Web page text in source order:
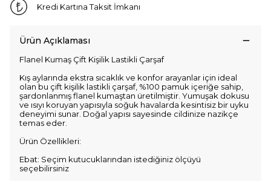
Kredi Kartına Taksit İmkanı
Ürün Açıklaması
Flanel Kumaş Çift Kişilik Lastikli Çarşaf
Kış aylarında ekstra sıcaklık ve konfor arayanlar için ideal
olan bu çift kişilik lastikli çarşaf, %100 pamuk içeriğe sahip,
şardonlanmış flanel kumaştan üretilmiştir. Yumuşak dokusu
ve ısıyı koruyan yapısıyla soğuk havalarda kesintisiz bir uyku
deneyimi sunar. Doğal yapısı sayesinde cildinize nazikçe
temas eder.
Ürün Özellikleri:
Ebat: Seçim kutucuklarından istediğiniz ölçüyü
seçebilirsiniz